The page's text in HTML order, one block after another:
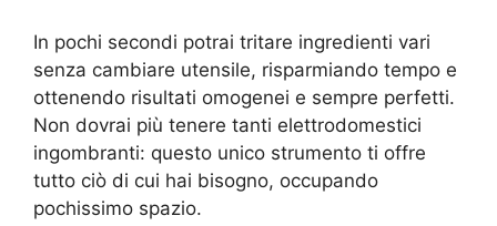
In pochi secondi potrai tritare ingredienti vari
senza cambiare utensile, risparmiando tempo e
ottenendo risultati omogenei e sempre perfetti.
Non dovrai più tenere tanti elettrodomestici
ingombranti: questo unico strumento ti offre
tutto ciò di cui hai bisogno, occupando
pochissimo spazio.